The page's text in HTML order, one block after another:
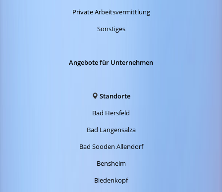
Private Arbeitsvermittlung
Sonstiges
Angebote für Unternehmen
Standorte
Bad Hersfeld
Bad Langensalza
Bad Sooden Allendorf
Bensheim
Biedenkopf